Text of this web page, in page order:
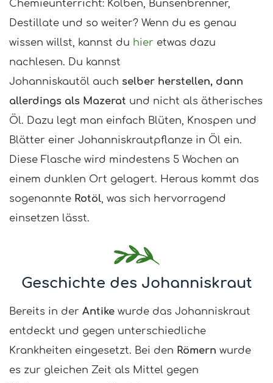
Chemieunterricht: Kolben, Bunsenbrenner,
Destillate und so weiter? Wenn du es genau
wissen willst, kannst du hier etwas dazu
nachlesen. Du kannst
Johanniskautöl auch selber herstellen, dann
allerdings als Mazerat und nicht als ätherisches
Öl. Dazu legt man einfach Blüten, Knospen und
Blätter einer Johanniskrautpflanze in Öl ein.
Diese Flasche wird mindestens 5 Wochen an
einem dunklen Ort gelagert. Heraus kommt das
sogenannte Rotöl, was sich hervorragend
einsetzen lässt.
Geschichte des Johanniskraut
Bereits in der Antike wurde das Johanniskraut
entdeckt und gegen unterschiedliche
Krankheiten eingesetzt. Bei den Römern wurde
es zur gleichen Zeit als Mittel gegen